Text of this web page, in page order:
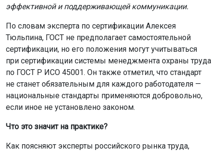
эффективной и поддерживающей коммуникации.
По словам эксперта по сертификации Алексея
Тюльпина, ГОСТ не предполагает самостоятельной
сертификации, но его положения могут учитываться
при сертификации системы менеджмента охраны труда
по ГОСТ Р ИСО 45001. Он также отметил, что стандарт
не станет обязательным для каждого работодателя —
национальные стандарты применяются добровольно,
если иное не установлено законом.
Что это значит на практике?
Как поясняют эксперты российского рынка труда,